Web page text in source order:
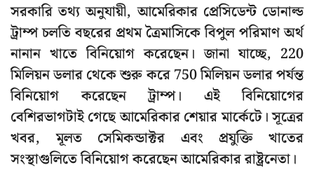
সরকারি তথ্য অনুযায়ী, আমেরিকার প্রেসিডেন্ট ডোনাল্ড
ট্রাম্প চলতি বছরের প্রথম ত্রৈমাসিকে বিপুল পরিমাণ অর্থ
নানান খাতে বিনিয়োগ করেছেন। জানা যাচ্ছে, 220
মিলিয়ন ডলার থেকে শুরু করে 750 মিলিয়ন ডলার পর্যন্ত
বিনিয়োগ করেছেন ট্রাম্প। এই বিনিয়োগের
বেশিরভাগটাই গেছে আমেরিকার শেয়ার মার্কেটে। সূত্রের
খবর, মূলত সেমিকন্ডাক্টর এবং প্রযুক্তি খাতের
সংস্থাগুলিতে বিনিয়োগ করেছেন আমেরিকার রাষ্ট্রনেতা।